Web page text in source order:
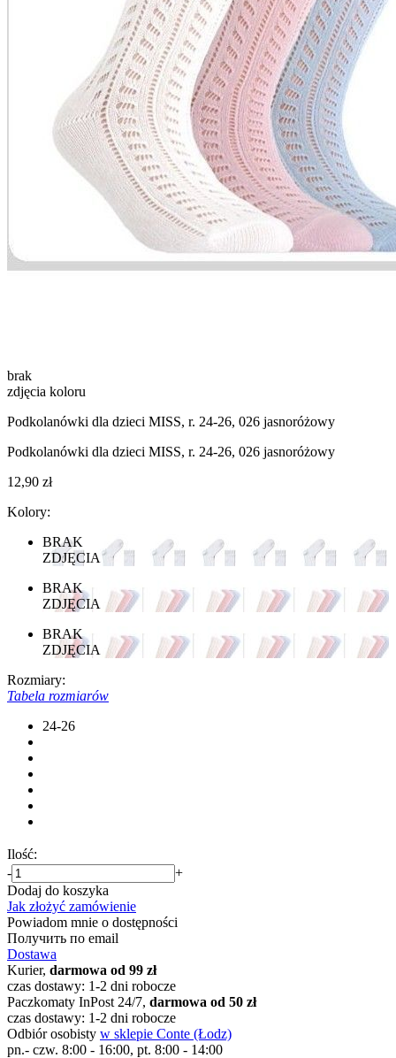
brak
zdjęcia koloru
Podkolanówki dla dzieci MISS, r. 24-26, 026 jasnoróżowy
Podkolanówki dla dzieci MISS, r. 24-26, 026 jasnoróżowy
12,90 zł
Kolory:
BRAK
ZDJĘCIA
BRAK
ZDJĘCIA
BRAK
ZDJĘCIA
Rozmiary:
Tabela rozmiarów
24-26
Ilość:
-
+
Dodaj do koszyka
Jak złożyć zamówienie
Powiadom mnie o dostępności
Получить по email
Dostawa
Kurier, darmowa od 99 zł
czas dostawy: 1-2 dni robocze
Paczkomaty InPost 24/7, darmowa od 50 zł
czas dostawy: 1-2 dni robocze
Odbiór osobisty w sklepie Conte (Łodz)
pn.- czw. 8:00 - 16:00, pt. 8:00 - 14:00